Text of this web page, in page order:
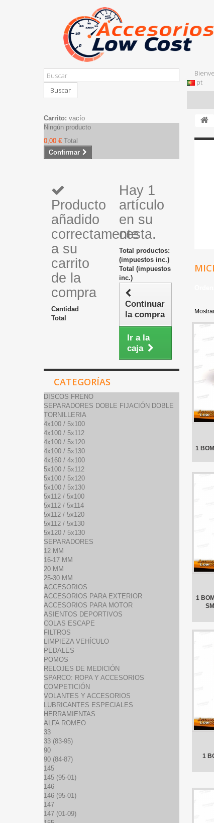
Buscar
pt
Carrito: vacío
Ningún producto
0,00 € Total
Confirmar
Producto
añadido
correctamente
a su
carrito
de la
compra
Cantidad
Total
Hay 1
artículo
en su
cesta.
Total productos:
(impuestos inc.)
Total (impuestos
inc.)
Continuar
la compra
Ir a la
caja
CATEGORÍAS
DISCOS FRENO
SEPARADORES DOBLE FIJACIÓN DOBLE
TORNILLERIA
4x100 / 5x100
4x100 / 5x112
4x100 / 5x120
4x100 / 5x130
4x160 / 4x100
5x100 / 5x112
5x100 / 5x120
5x100 / 5x130
5x112 / 5x100
5x112 / 5x114
5x112 / 5x120
5x112 / 5x130
5x120 / 5x130
SEPARADORES
12 MM
16-17 MM
20 MM
25-30 MM
ACCESORIOS
ACCESORIOS PARA EXTERIOR
ACCESORIOS PARA MOTOR
ASIENTOS DEPORTIVOS
COLAS ESCAPE
FILTROS
LIMPIEZA VEHÍCULO
PEDALES
POMOS
RELOJES DE MEDICIÓN
SPARCO: ROPA Y ACCESORIOS
COMPETICIÓN
VOLANTES Y ACCESORIOS
LUBRICANTES ESPECIALES
HERRAMIENTAS
ALFA ROMEO
33
33 (83-95)
90
90 (84-87)
145
145 (95-01)
146
146 (95-01)
147
147 (01-09)
1
1
1